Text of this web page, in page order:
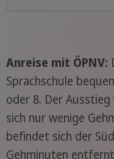
Anreise mit ÖPNV:
Sprachschule
oder 8. Der
sich nur wenige
befindet sich der
Gehminuten